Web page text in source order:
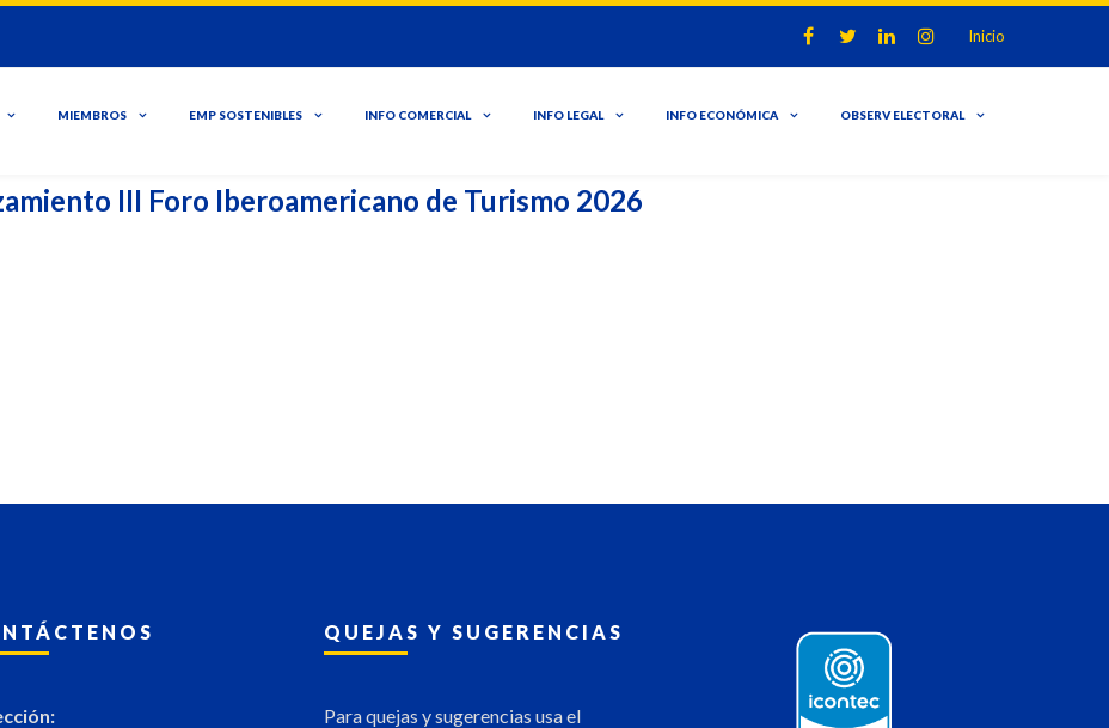
Inicio
MIEMBROS EMP SOSTENIBLES INFO COMERCIAL INFO LEGAL INFO ECONÓMICA OBSERV ELECTORAL
III Foro Iberoamericano de Turismo 2026
QUEJAS Y SUGERENCIAS
Para quejas y sugerencias usa el